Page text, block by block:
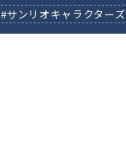
#サンリオキャラクターズ